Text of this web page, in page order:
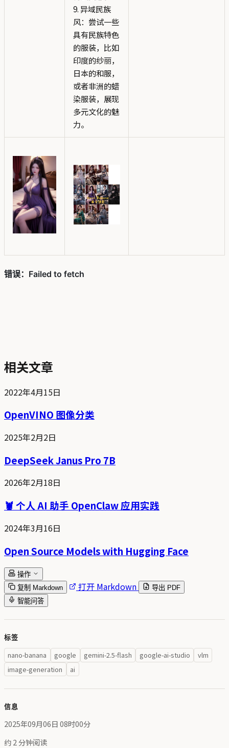
9. 异域民族
风：尝试一些
具有民族特色
的服装，比如
印度的纱丽，
日本的和服，
或者非洲的蜡
染服装，展现
多元文化的魅
力。
相关文章
2022年4月15日
OpenVINO 图像分类
2025年2月2日
DeepSeek Janus Pro 7B
2026年2月18日
🦞 个人 AI 助手 OpenClaw 应用实践
2024年3月16日
Open Source Models with Hugging Face
操作
复制 Markdown
打开 Markdown
导出 PDF
智能问答
标签
nano-banana google gemini-2.5-flash google-ai-studio
vlm
image-generation
ai
信息
2025年09月06日 08时00分
约 2 分钟阅读